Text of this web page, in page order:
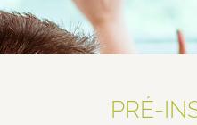
PRÉ-